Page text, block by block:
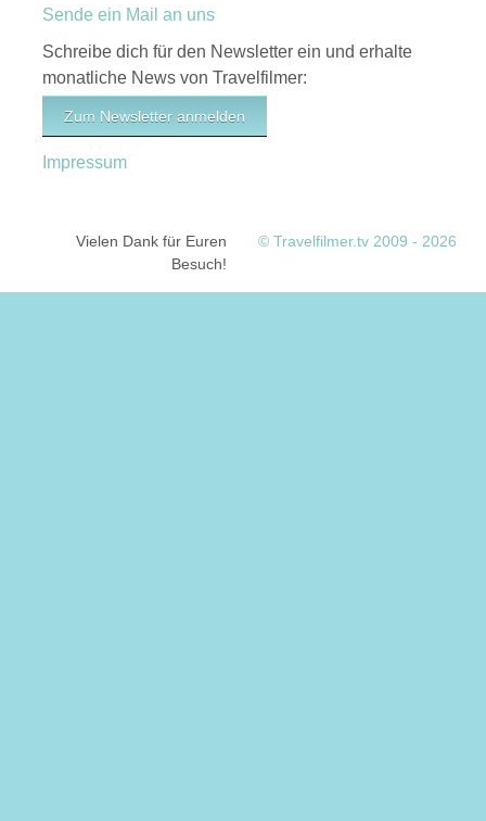
Sende ein Mail an uns
Schreibe dich für den Newsletter ein und erhalte
monatliche News von Travelfilmer:
Zum Newsletter anmelden
Impressum
Vielen Dank für Euren
Besuch!
© Travelfilmer.tv 2009 - 2026